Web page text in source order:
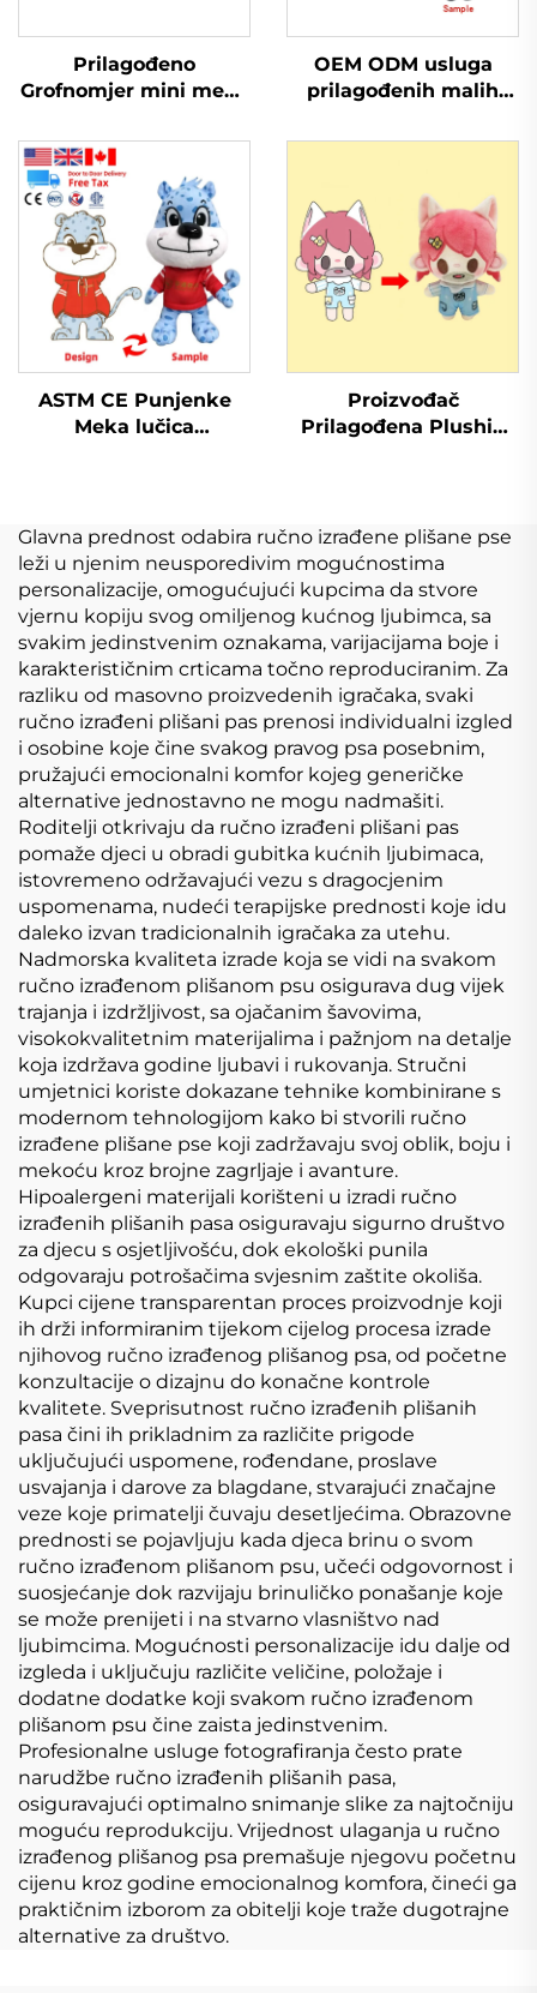
Prilagođeno
Grofnomjer mini meka
Igračaka Strojno
napunjena životinja
plush prilagođeno
OEM ODM usluga
prilagođenih malih
promociju
ASTM CE Punjenke
Meka lučica
Proizvođač
Prilagođena Plushie
Prilagođena Plush
Lutka
Glavna prednost odabira ručno izrađene plišane pse
leži u njenim neusporedivim mogućnostima
personalizacije, omogućujući kupcima da stvore
vjernu kopiju svog omiljenog kućnog ljubimca, sa
svakim jedinstvenim oznakama, varijacijama boje i
karakterističnim crticama točno reproduciranim. Za
razliku od masovno proizvedenih igračaka, svaki
ručno izrađeni plišani pas prenosi individualni izgled
i osobine koje čine svakog pravog psa posebnim,
pružajući emocionalni komfor kojeg generičke
alternative jednostavno ne mogu nadmašiti.
Roditelji otkrivaju da ručno izrađeni plišani pas
pomaže djeci u obradi gubitka kućnih ljubimaca,
istovremeno održavajući vezu s dragocjenim
uspomenama, nudeći terapijske prednosti koje idu
daleko izvan tradicionalnih igračaka za utehu.
Nadmorska kvaliteta izrade koja se vidi na svakom
ručno izrađenom plišanom psu osigurava dug vijek
trajanja i izdržljivost, sa ojačanim šavovima,
visokokvalitetnim materijalima i pažnjom na detalje
koja izdržava godine ljubavi i rukovanja. Stručni
umjetnici koriste dokazane tehnike kombinirane s
modernom tehnologijom kako bi stvorili ručno
izrađene plišane pse koji zadržavaju svoj oblik, boju i
mekoću kroz brojne zagrljaje i avanture.
Hipoalergeni materijali korišteni u izradi ručno
izrađenih plišanih pasa osiguravaju sigurno društvo
za djecu s osjetljivošću, dok ekološki punila
odgovaraju potrošačima svjesnim zaštite okoliša.
Kupci cijene transparentan proces proizvodnje koji
ih drži informiranim tijekom cijelog procesa izrade
njihovog ručno izrađenog plišanog psa, od početne
konzultacije o dizajnu do konačne kontrole
kvalitete. Sveprisutnost ručno izrađenih plišanih
pasa čini ih prikladnim za različite prigode
uključujući uspomene, rođendane, proslave
usvajanja i darove za blagdane, stvarajući značajne
veze koje primatelji čuvaju desetljećima. Obrazovne
prednosti se pojavljuju kada djeca brinu o svom
ručno izrađenom plišanom psu, učeći odgovornost i
suosjećanje dok razvijaju brinuličko ponašanje koje
se može prenijeti i na stvarno vlasništvo nad
ljubimcima. Mogućnosti personalizacije idu dalje od
izgleda i uključuju različite veličine, položaje i
dodatne dodatke koji svakom ručno izrađenom
plišanom psu čine zaista jedinstvenim.
Profesionalne usluge fotografiranja često prate
narudžbe ručno izrađenih plišanih pasa,
osiguravajući optimalno snimanje slike za najtočniju
moguću reprodukciju. Vrijednost ulaganja u ručno
izrađenog plišanog psa premašuje njegovu početnu
cijenu kroz godine emocionalnog komfora, čineći ga
praktičnim izborom za obitelji koje traže dugotrajne
alternative za društvo.